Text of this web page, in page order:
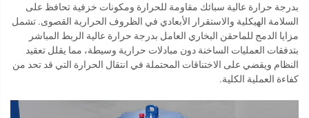
بدرجة حرارة عالية سبائك مقاومة للحرارة ومكونات خزفية تحافظ على
السلامة الهيكلية والاستقرار الأبعادي في الظروف الحرارية القصوى. تشمل
مزايا الدمج للماحقن البخاري العامل بدرجة حرارة عالية الربط المباشر
بتدفقات العمليات الساخنة دون مبادلات حرارية وسيطة، مما يقلل تعقيد
النظام ويقضي على الاختناقات المحتملة في انتقال الحرارة التي قد تحد من
كفاءة العملية الكلية.